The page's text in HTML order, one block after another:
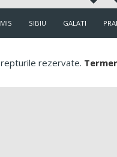
SIBIU GALATI
rezervate.